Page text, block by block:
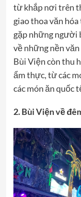
từ khắp nơi trên
giao thoa văn
gặp những người
về những nền văn
Bùi Viện còn thu
ẩm thực, từ các
các món ăn quốc
2. Bùi Viện về